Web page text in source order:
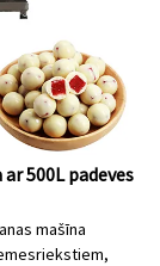
500L padeves
mašīna